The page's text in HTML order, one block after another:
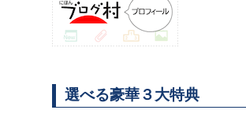
選べる豪華３大特典